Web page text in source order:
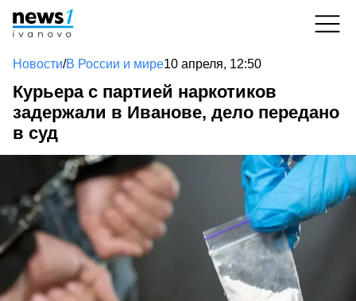
Новости/В России и мире10 апреля, 12:50
Курьера с партией наркотиков
задержали в Иванове, дело передано
в суд